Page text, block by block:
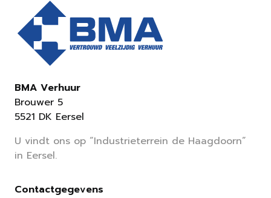
BMA Verhuur
Brouwer 5
5521 DK Eersel
U vindt ons op “Industrieterrein de Haagdoorn”
in Eersel.
Contactgegevens